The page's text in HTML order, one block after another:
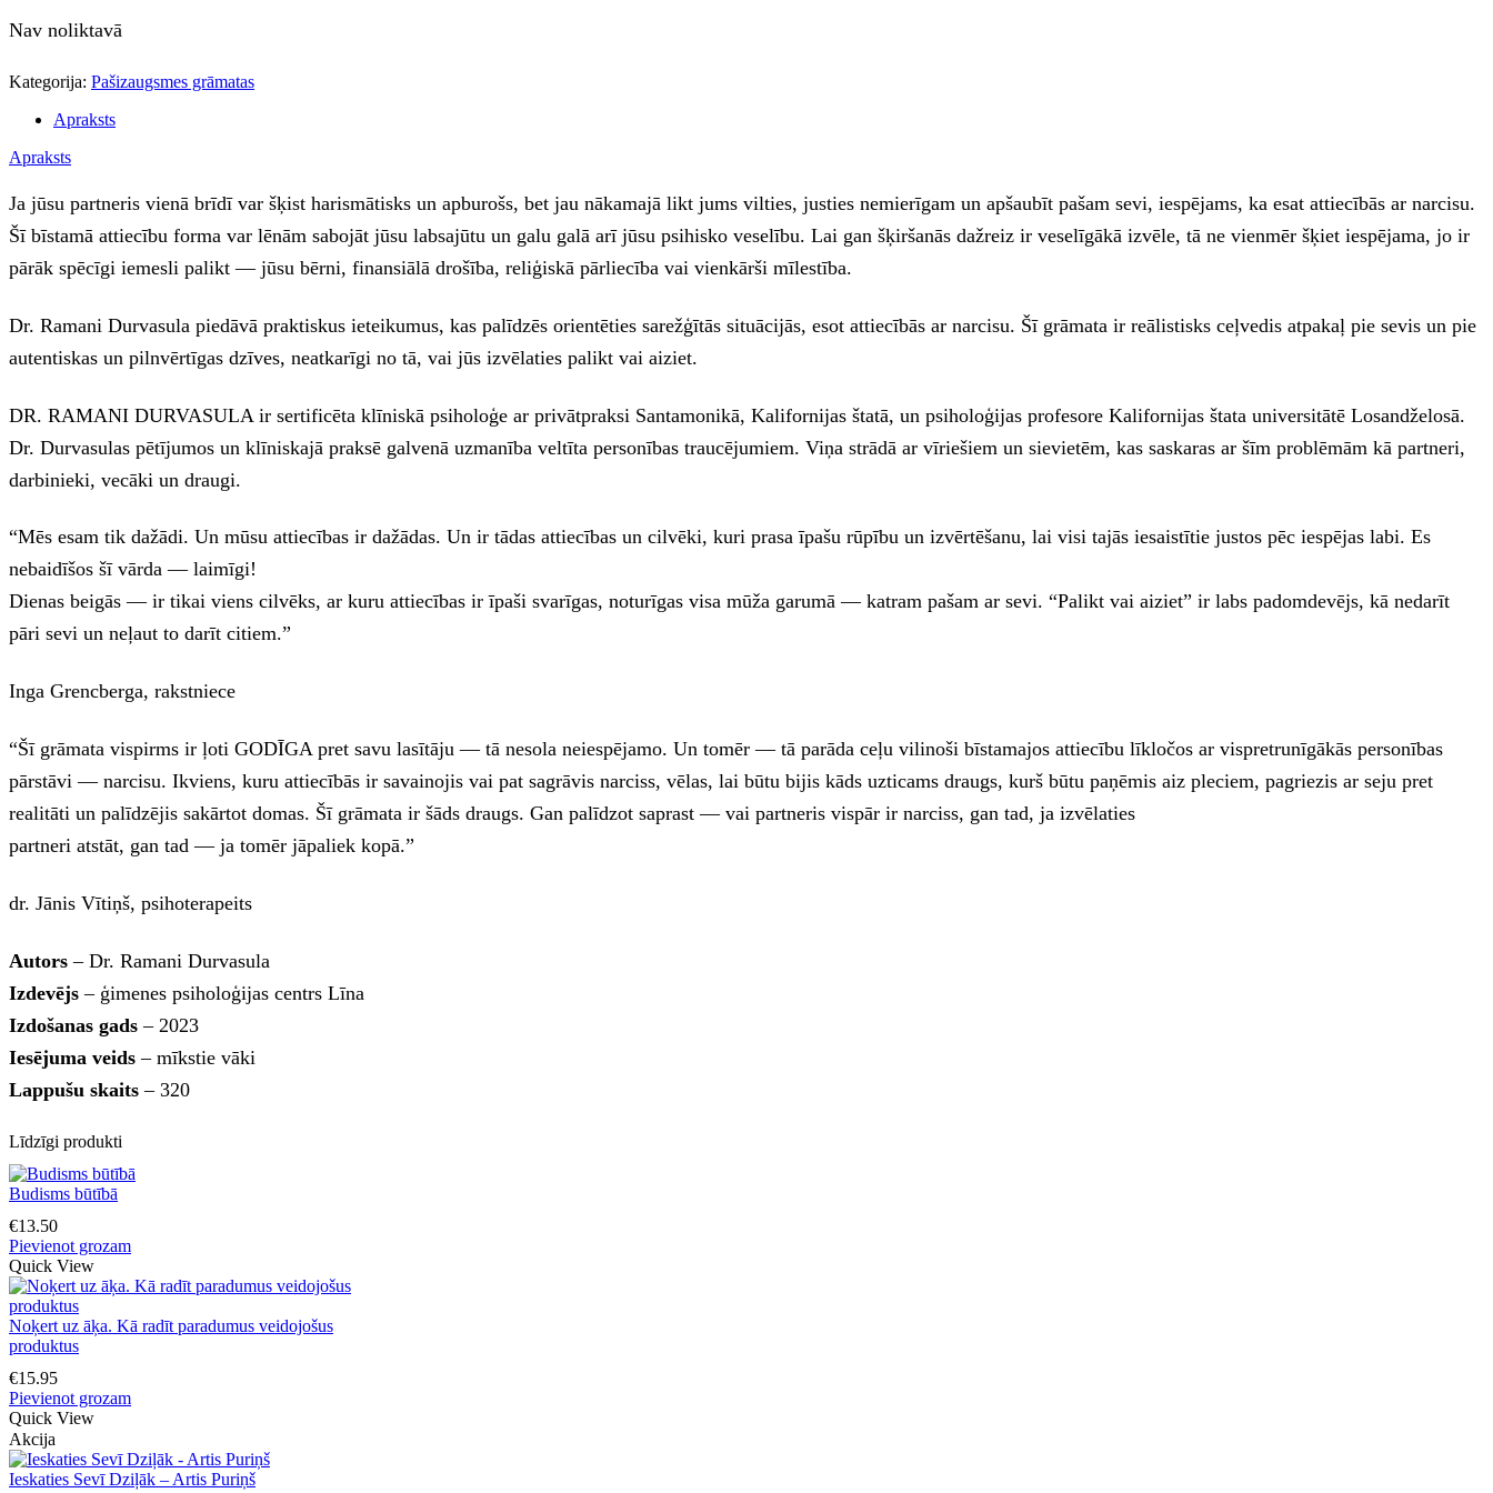
Nav noliktavā
Kategorija: Pašizaugsmes grāmatas
Apraksts
Apraksts
Ja jūsu partneris vienā brīdī var šķist harismātisks un apburošs, bet jau nākamajā likt jums vilties, justies nemierīgam un apšaubīt pašam sevi, iespējams, ka esat attiecībās ar narcisu.
Šī bīstamā attiecību forma var lēnām sabojāt jūsu labsajūtu un galu galā arī jūsu psihisko veselību. Lai gan šķiršanās dažreiz ir veselīgākā izvēle, tā ne vienmēr šķiet iespējama, jo ir
pārāk spēcīgi iemesli palikt — jūsu bērni, finansiālā drošība, reliģiskā pārliecība vai vienkārši mīlestība.
Dr. Ramani Durvasula piedāvā praktiskus ieteikumus, kas palīdzēs orientēties sarežģītās situācijās, esot attiecībās ar narcisu. Šī grāmata ir reālistisks ceļvedis atpakaļ pie sevis un pie
autentiskas un pilnvērtīgas dzīves, neatkarīgi no tā, vai jūs izvēlaties palikt vai aiziet.
DR. RAMANI DURVASULA ir sertificēta klīniskā psiholoģe ar privātpraksi Santamonikā, Kalifornijas štatā, un psiholoģijas profesore Kalifornijas štata universitātē Losandželosā.
Dr. Durvasulas pētījumos un klīniskajā praksē galvenā uzmanība veltīta personības traucējumiem. Viņa strādā ar vīriešiem un sievietēm, kas saskaras ar šīm problēmām kā partneri,
darbinieki, vecāki un draugi.
“Mēs esam tik dažādi. Un mūsu attiecības ir dažādas. Un ir tādas attiecības un cilvēki, kuri prasa īpašu rūpību un izvērtēšanu, lai visi tajās iesaistītie justos pēc iespējas labi. Es
nebaidīšos šī vārda — laimīgi!
Dienas beigās — ir tikai viens cilvēks, ar kuru attiecības ir īpaši svarīgas, noturīgas visa mūža garumā — katram pašam ar sevi. “Palikt vai aiziet” ir labs padomdevējs, kā nedarīt
pāri sevi un neļaut to darīt citiem.”
Inga Grencberga, rakstniece
“Šī grāmata vispirms ir ļoti GODĪGA pret savu lasītāju — tā nesola neiespējamo. Un tomēr — tā parāda ceļu vilinoši bīstamajos attiecību līkločos ar vispretrunīgākās personības
pārstāvi — narcisu. Ikviens, kuru attiecībās ir savainojis vai pat sagrāvis narciss, vēlas, lai būtu bijis kāds uzticams draugs, kurš būtu paņēmis aiz pleciem, pagriezis ar seju pret
realitāti un palīdzējis sakārtot domas. Šī grāmata ir šāds draugs. Gan palīdzot saprast — vai partneris vispār ir narciss, gan tad, ja izvēlaties
partneri atstāt, gan tad — ja tomēr jāpaliek kopā.”
dr. Jānis Vītiņš, psihoterapeits
Autors – Dr. Ramani Durvasula
Izdevējs – ģimenes psiholoģijas centrs Līna
Izdošanas gads – 2023
Iesējuma veids – mīkstie vāki
Lappušu skaits – 320
Līdzīgi produkti
Budisms būtībā
€13.50
Pievienot grozam
Quick View
Noķert uz āķa. Kā radīt paradumus veidojošus
produktus
€15.95
Pievienot grozam
Quick View
Akcija
Ieskaties Sevī Dziļāk – Artis Puriņš